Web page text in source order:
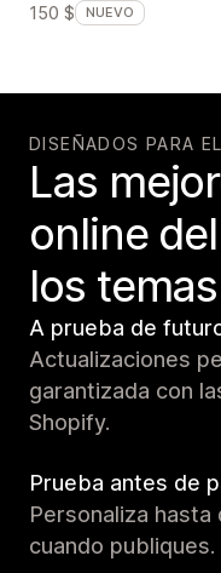
150 $
NUEVO
DISEÑADOS PARA
Las
online
los
A prueba de
Actualizaciones
garantizada con
Shopify.
Prueba antes de
Personaliza
cuando publiques.